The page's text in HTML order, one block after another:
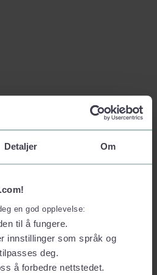
Detaljer Om
en god opplevelse:
til å fungere.
innstillinger som språk og
deg.
å forbedre nettstedet.